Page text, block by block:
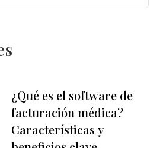
¿Qué es el software de
facturación médica?
Características y